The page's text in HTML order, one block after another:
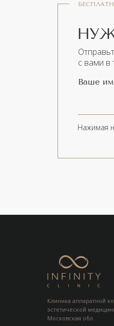
Нажимая
Ваше
с вами в
Клиника аппаратной
эстетической
Московская обл.